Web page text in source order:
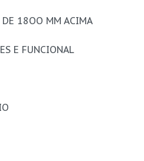
18OO MM ACIMA
E FUNCIONAL